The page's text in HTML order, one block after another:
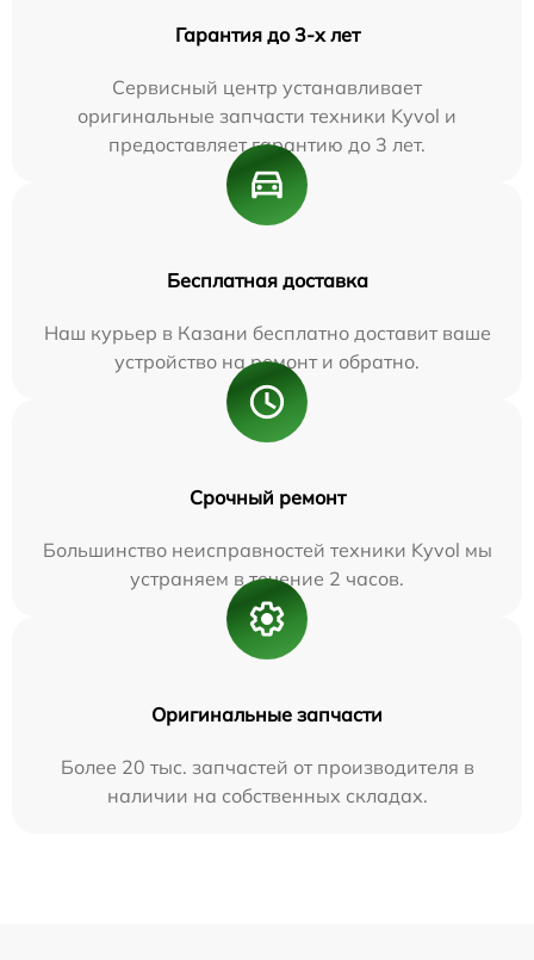
Гарантия до 3-х лет
Сервисный центр устанавливает
оригинальные запчасти техники Kyvol и
предоставляет гарантию до 3 лет.
Бесплатная доставка
Наш курьер в Казани бесплатно доставит ваше
устройство на ремонт и обратно.
Срочный ремонт
Большинство неисправностей техники Kyvol мы
устраняем в течение 2 часов.
Оригинальные запчасти
Более 20 тыс. запчастей от производителя в
наличии на собственных складах.